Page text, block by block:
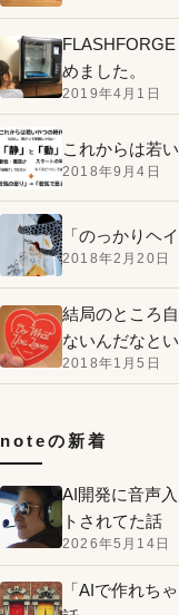
めました。
2019年4月1日
これからは若
2018年9月4日
「のっかりヘ
2018年2月20日
結局のところ
ないんだなと
2018年1月5日
noteの新着
AI開発に音声
トされてた話
2026年5月14日
「AIで作れち